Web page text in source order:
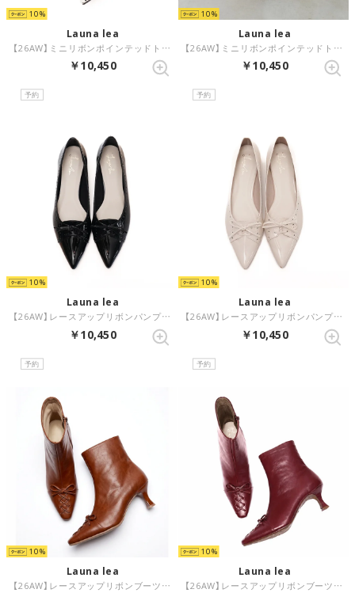
10
Launa lea
【26AW】ミニリボンポインテッドトゥパンプス(0637) （アイボリーZ/C）
￥10,450
予約
10
Launa lea
【26AW】ミニリボンポインテッドトゥパンプス(0637) （グレージュE）
￥10,450
予約
10
Launa lea
【26AW】レースアップリボンパンプス(0638) （ブラックE）
￥10,450
予約
10
Launa lea
【26AW】レースアップリボンパンプス(0638) （アイボリーE）
￥10,450
予約
10
Launa lea
【26AW】レースアップリボンブーツ(0639) （Dブラウン）
10
Launa lea
【26AW】レースアップリボンブーツ(0639) （ワイン）